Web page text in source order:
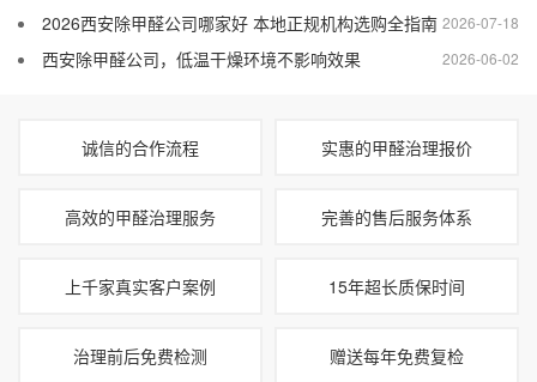
2026-07-18
2026西安除甲醛公司哪家好 本地正规机构选购全指南
2026-06-02
西安除甲醛公司，低温干燥环境不影响效果
诚信的合作流程 实惠的甲醛治理报价
高效的甲醛治理服务 完善的售后服务体系
上千家真实客户案例 15年超长质保时间
治理前后免费检测 赠送每年免费复检